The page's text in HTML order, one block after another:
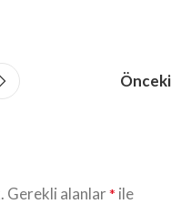
Önceki
Gerekli alanlar* ile